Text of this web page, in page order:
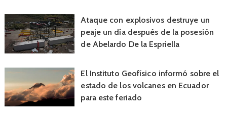
Ataque con explosivos destruye un
peaje un día después de la posesión
de Abelardo De la Espriella
El Instituto Geofísico informó sobre el
estado de los volcanes en Ecuador
para este feriado